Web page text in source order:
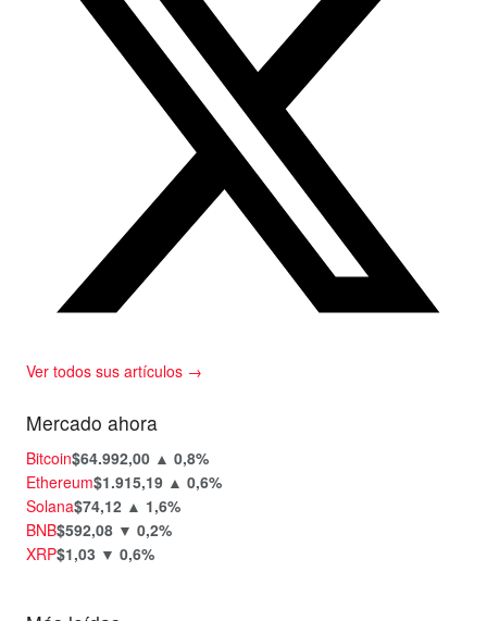
Ver todos sus artículos →
Mercado ahora
Bitcoin$64.992,00 ▲ 0,8%
Ethereum$1.915,19 ▲ 0,6%
Solana$74,12 ▲ 1,6%
BNB$592,08 ▼ 0,2%
XRP$1,03 ▼ 0,6%